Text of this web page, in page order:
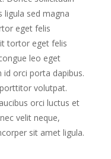
ligula sed magna
eget felis
tortor eget felis
leo eget
id orci porta dapibus.
volutpat.
orci luctus et
velit neque,
sit amet ligula.